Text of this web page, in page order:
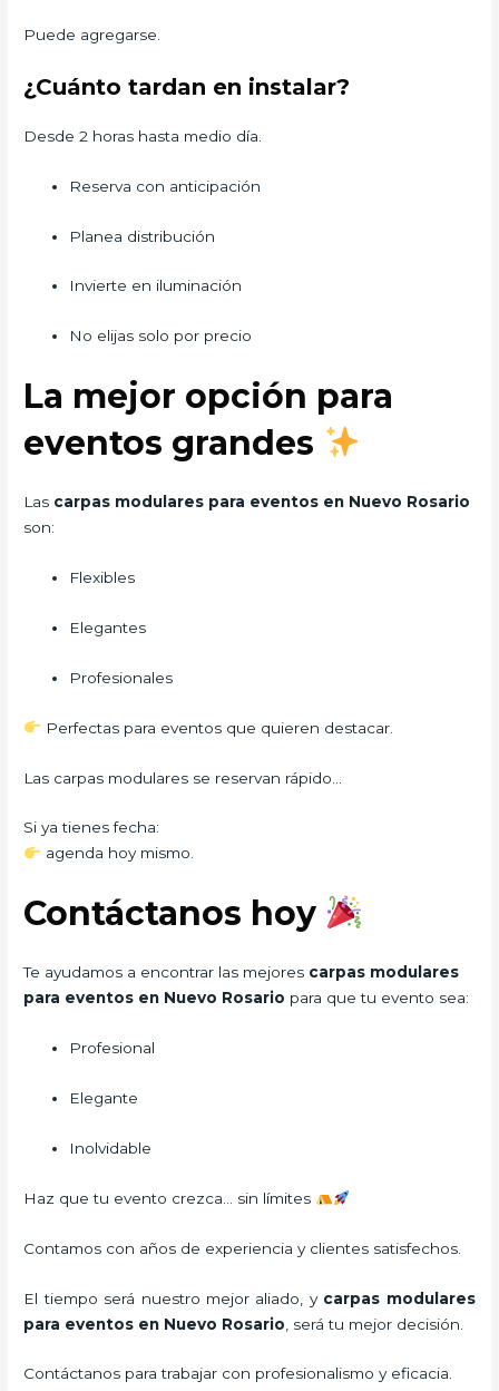
Puede agregarse.
¿Cuánto tardan en instalar?
Desde 2 horas hasta medio día.
Reserva con anticipación
Planea distribución
Invierte en iluminación
No elijas solo por precio
La mejor opción para
eventos grandes
Las carpas modulares para eventos en Nuevo Rosario
son:
Flexibles
Elegantes
Profesionales
Perfectas para eventos que quieren destacar.
Las carpas modulares se reservan rápido…
Si ya tienes fecha:
agenda hoy mismo.
Contáctanos hoy
Te ayudamos a encontrar las mejores carpas modulares
para eventos en Nuevo Rosario para que tu evento sea:
Profesional
Elegante
Inolvidable
Haz que tu evento crezca… sin límites
Contamos con años de experiencia y clientes satisfechos.
El tiempo será nuestro mejor aliado, y carpas modulares
para eventos en Nuevo Rosario , será tu mejor decisión.
Contáctanos para trabajar con profesionalismo y eficacia.